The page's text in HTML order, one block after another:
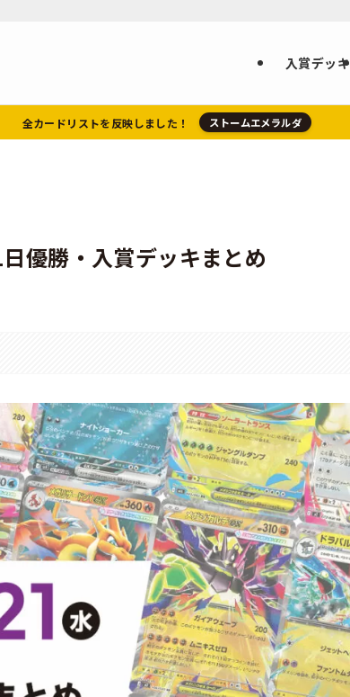
入賞デッキ
全カードリストを反映しました！ ストームエメラルダ
優勝・入賞デッキまとめ